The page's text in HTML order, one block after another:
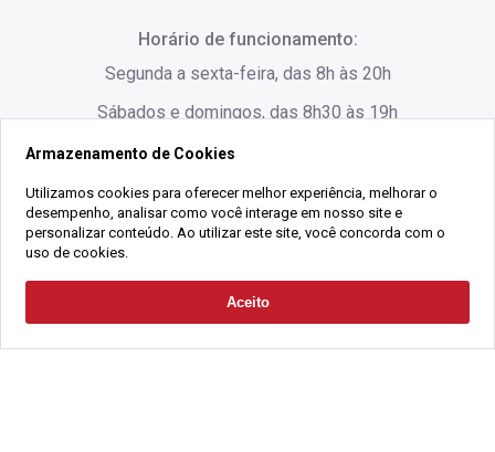
Solicitar Contato
Rua Lauro Linhares, 1080 - Trindade, Florianópolis -
SC
(48) 3220-1045
Alameda César Nascimento, 549, Salas 1, 2 e 3 -
Jurerê, - Florianópolis - SC
Horário de funcionamento:
Segunda a sexta-feira, das 8h às 20h
Sábados e domingos, das 8h30 às 19h
2021 Copyright - Gralha Imóveis CRECI 008060/O - Todos os direitos
CNPJ:18.091.083/0001-37
Armazenamento de Cookies
Utilizamos cookies para oferecer melhor experiência, melhorar o
desempenho, analisar como você interage em nosso site e
personalizar conteúdo. Ao utilizar este site, você concorda com o
uso de cookies.
Aceito